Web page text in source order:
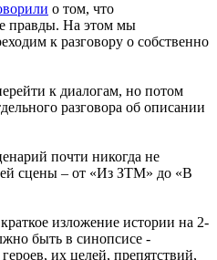
о том, что
правды. На этом мы
к разговору о собственно
к диалогам, но потом
разговора об описании
почти никогда не
сцены – от «Из ЗТМ» до «В
изложение истории на 2-
быть в синопсисе -
их целей, препятствий,